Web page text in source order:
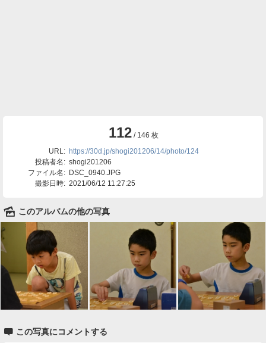
112/ 146 枚
URL: https://30d.jp/shogi201206/14/photo/124
投稿者名: shogi201206
ファイル名: DSC_0940.JPG
撮影日時: 2021/06/12 11:27:25
🌄 このアルバムの他の写真
 この写真にコメントする